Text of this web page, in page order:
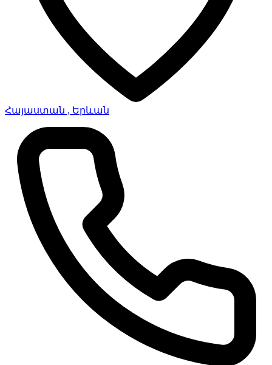
Հայաստան , Երևան